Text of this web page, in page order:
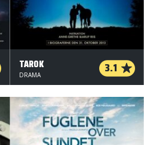
TAROK 3.1
DRAMA